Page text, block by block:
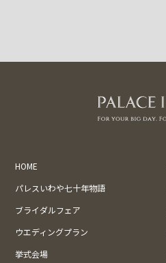
HOME
パレスいわや七十年物語
ブライダルフェア
ウエディングプラン
挙式会場